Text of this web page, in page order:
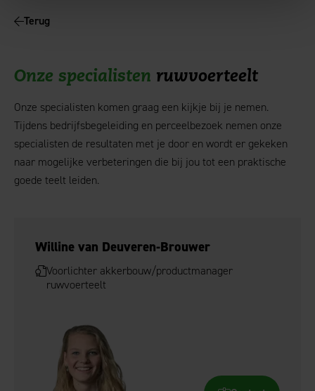
Terug
Onze specialisten ruwvoerteelt
Onze specialisten komen graag een kijkje bij je nemen.
Tijdens bedrijfsbegeleiding en perceelbezoek nemen onze
specialisten de resultaten met je door en wordt er gekeken
naar mogelijke verbeteringen die bij jou tot een praktische
goede teelt leiden.
Willine van Deuveren-Brouwer
Voorlichter akkerbouw/productmanager
ruwvoerteelt